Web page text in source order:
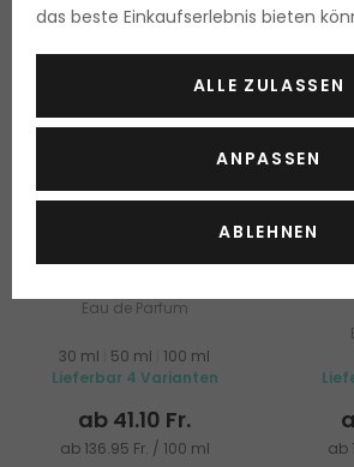
Eau de Parfum
30 ml 50 ml
100 ml
Lieferbar 4 Varianten
ab 41.10 Fr.
ab 136.95 Fr. / 100 ml ab
das beste Einkaufserlebnis bieten
ALLE ZULASSEN
ANPASSEN
ABLEHNEN